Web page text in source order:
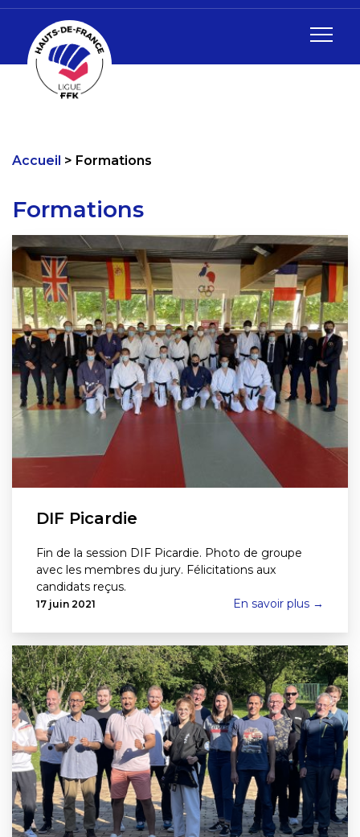
Accueil Formations
Formations
DIF Picardie
Fin de la session DIF Picardie. Photo de groupe
avec les membres du jury. Félicitations aux
candidats reçus.
17 juin 2021 En savoir plus →